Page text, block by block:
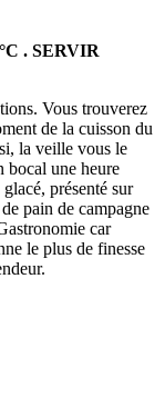
. SERVIR
Vous trouverez
de la cuisson du
la veille vous le
bocal une heure
présenté sur
pain de campagne
car
le plus de finesse